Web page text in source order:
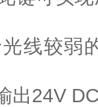
线较弱
出24V